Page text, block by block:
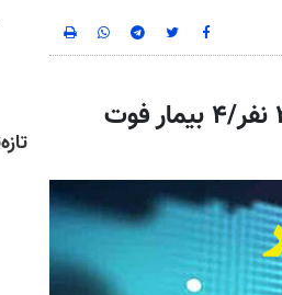
افزایش تعداد بستری‌های کرونا در قم به ۳۶۶ نفر/۴ بیمار فوت